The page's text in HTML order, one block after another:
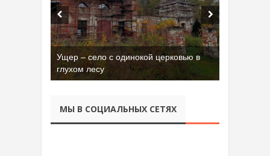
Ущер – село с одинокой церковью в
глухом лесу
МЫ В СОЦИАЛЬНЫХ СЕТЯХ